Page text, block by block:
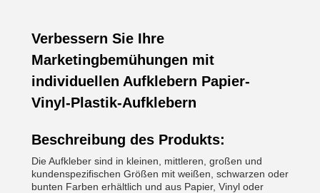
Verbessern Sie Ihre
Marketingbemühungen mit
individuellen Aufklebern Papier-
Vinyl-Plastik-Aufklebern
Beschreibung des Produkts:
Die Aufkleber sind in kleinen, mittleren, großen und
kundenspezifischen Größen mit weißen, schwarzen oder
bunten Farben erhältlich und aus Papier, Vinyl oder